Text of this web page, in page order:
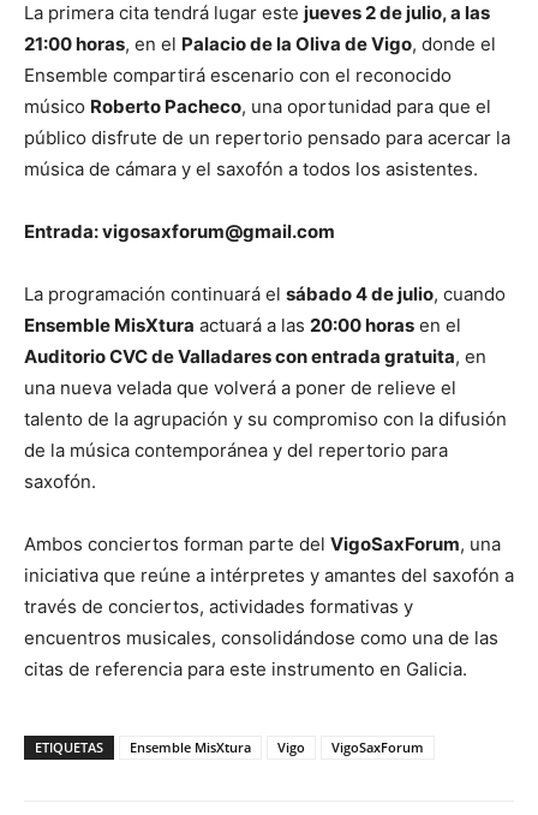
La primera cita tendrá lugar este jueves 2 de julio, a las
21:00 horas, en el Palacio de la Oliva de Vigo, donde el
Ensemble compartirá escenario con el reconocido
músico Roberto Pacheco, una oportunidad para que el
público disfrute de un repertorio pensado para acercar la
música de cámara y el saxofón a todos los asistentes.
Entrada: vigosaxforum@gmail.com
La programación continuará el sábado 4 de julio, cuando
Ensemble MisXtura actuará a las 20:00 horas en el
Auditorio CVC de Valladares con entrada gratuita, en
una nueva velada que volverá a poner de relieve el
talento de la agrupación y su compromiso con la difusión
de la música contemporánea y del repertorio para
saxofón.
Ambos conciertos forman parte del VigoSaxForum, una
iniciativa que reúne a intérpretes y amantes del saxofón a
través de conciertos, actividades formativas y
encuentros musicales, consolidándose como una de las
citas de referencia para este instrumento en Galicia.
ETIQUETAS Ensemble MisXtura Vigo VigoSaxForum